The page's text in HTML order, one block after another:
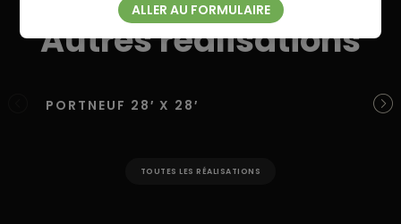
Autres réalisations
PORTNEUF 28′ X 28′
TOUTES LES RÉALISATIONS
ALLER AU FORMULAIRE